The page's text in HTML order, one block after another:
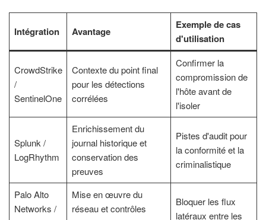
Intégration Avantage
Exemple de cas
d'utilisation
CrowdStrike
/
SentinelOne
Contexte du point final
pour les détections
corrélées
Confirmer la
compromission de
l'hôte avant de
l'isoler
Splunk /
LogRhythm
Enrichissement du
journal historique et
conservation des
preuves
Pistes d'audit pour
la conformité et la
criminalistique
Palo Alto
Networks /
Mise en œuvre du
réseau et contrôles
Bloquer les flux
latéraux entre les